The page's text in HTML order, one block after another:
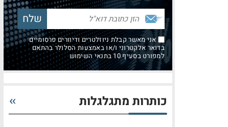
אני מאשר קבלת ניוזלטרים ודיוורים פרסומיים
בדואר אלקטרוני ו/או באמצעות הסלולר בהתאם
למפורט בסעיף 10 בתנאי השימוש
כותרות מתגלגלות